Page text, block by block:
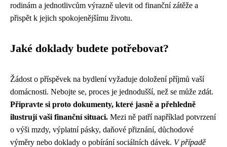
rodinám a jednotlivcům výrazně ulevit od finanční zátěže a
přispět k jejich spokojenějšímu životu.
Jaké doklady budete potřebovat?
Žádost o příspěvek na bydlení vyžaduje doložení příjmů vaší
domácnosti. Nebojte se, proces je jednodušší, než se může zdát.
Připravte si proto dokumenty, které jasně a přehledně
ilustrují vaši finanční situaci. Mezi ně patří například potvrzení
o výši mzdy, výplatní pásky, daňové přiznání, důchodové
výměry nebo doklady o pobírání sociálních dávek. V případě